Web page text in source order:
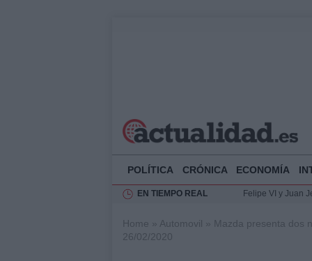
POLÍTICA CRÓNICA ECONOMÍA
EN TIEMPO REAL
Felipe VI y Juan
El Rey de
Home » Automovil » Mazda presenta dos
26/02/2020